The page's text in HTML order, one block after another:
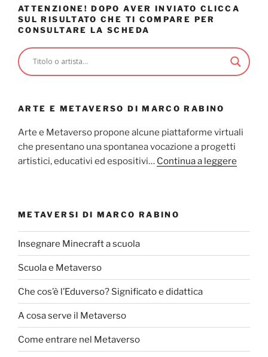
ATTENZIONE! DOPO AVER INVIATO CLICCA
SUL RISULTATO CHE TI COMPARE PER
CONSULTARE LA SCHEDA
ARTE E METAVERSO DI MARCO RABINO
Arte e Metaverso propone alcune piattaforme virtuali
che presentano una spontanea vocazione a progetti
artistici, educativi ed espositivi… Continua a leggere
METAVERSI DI MARCO RABINO
Insegnare Minecraft a scuola
Scuola e Metaverso
Che cos’è l’Eduverso? Significato e didattica
A cosa serve il Metaverso
Come entrare nel Metaverso